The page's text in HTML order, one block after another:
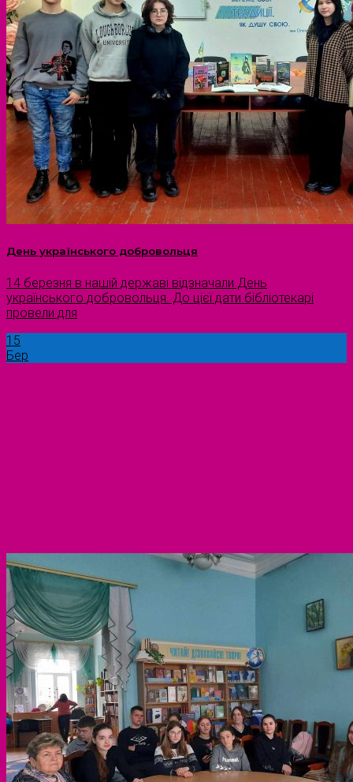
День українського добровольця
14 березня в нашій державі відзначали День
українського добровольця. До цієї дати бібліотекарі
провели для
15
Бер